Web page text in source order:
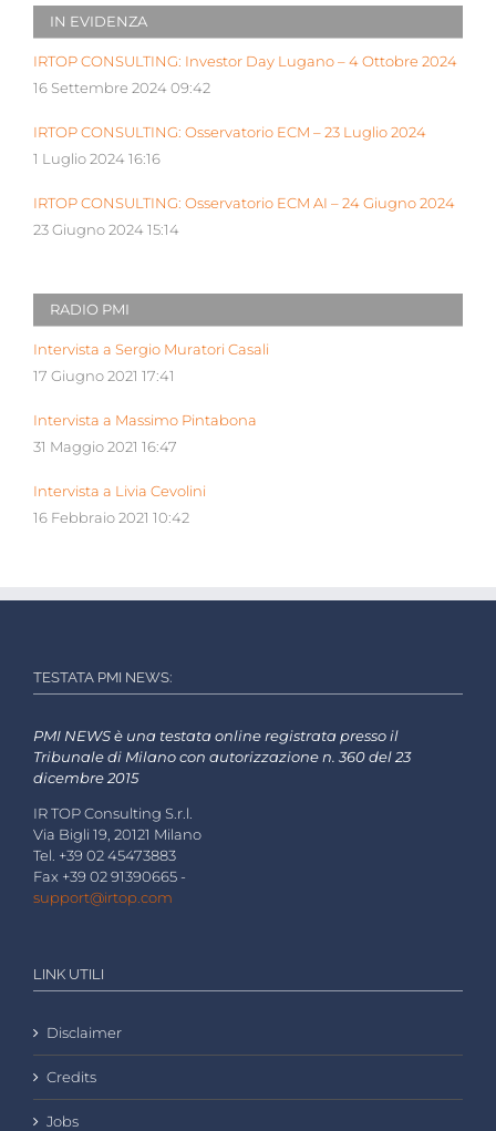
IN EVIDENZA
IRTOP CONSULTING: Investor Day Lugano – 4 Ottobre 2024
16 Settembre 2024 09:42
IRTOP CONSULTING: Osservatorio ECM – 23 Luglio 2024
1 Luglio 2024 16:16
IRTOP CONSULTING: Osservatorio ECM AI – 24 Giugno 2024
23 Giugno 2024 15:14
RADIO PMI
Intervista a Sergio Muratori Casali
17 Giugno 2021 17:41
Intervista a Massimo Pintabona
31 Maggio 2021 16:47
Intervista a Livia Cevolini
16 Febbraio 2021 10:42
TESTATA PMI NEWS:
PMI NEWS è una testata online registrata presso il
Tribunale di Milano con autorizzazione n. 360 del 23
dicembre 2015
IR TOP Consulting S.r.l.
Via Bigli 19, 20121 Milano
Tel. +39 02 45473883
Fax +39 02 91390665 -
support@irtop.com
LINK UTILI
Disclaimer
Credits
Jobs